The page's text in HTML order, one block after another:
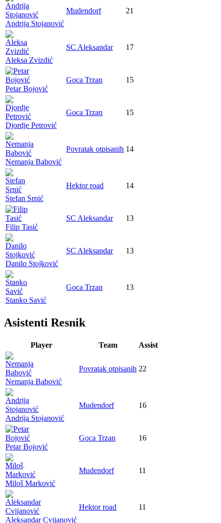
Andrija Stojanović
Mudendorf 21
Aleksa Zvizdić
SC Aleksandar 17
Petar Bojović
Goca Trzan 15
Djordje Petrović
Goca Trzan 15
Nemanja Babović
Povratak otpisanih 14
Stefan Srnić
Hektor road 14
Filip Tasić
SC Aleksandar 13
Danilo Stojković
SC Aleksandar 13
Stanko Savić
Goca Trzan 13
Asistenti Resnik
Player Team Assist
Nemanja Babović
Povratak otpisanih 22
Andrija Stojanović
Mudendorf 16
Petar Bojović
Goca Trzan 16
Miloš Marković
Mudendorf 11
Aleksandar Cvijanović
Hektor road 11